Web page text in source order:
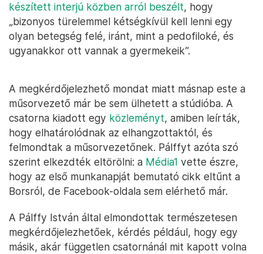
készített interjú közben arról beszélt, hogy
„bizonyos türelemmel kétségkívül kell lenni egy
olyan betegség felé, iránt, mint a pedofiloké, és
ugyanakkor ott vannak a gyermekeik”.
A megkérdőjelezhető mondat miatt másnap este a
műsorvezető már be sem ülhetett a stúdióba. A
csatorna kiadott egy közleményt, amiben leírták,
hogy elhatárolódnak az elhangzottaktól, és
felmondtak a műsorvezetőnek. Pálffyt azóta szó
szerint elkezdték eltörölni: a Média1 vette észre,
hogy az első munkanapját bemutató cikk eltűnt a
Borsról, de Facebook-oldala sem elérhető már.
A Pálffy István által elmondottak természetesen
megkérdőjelezhetőek, kérdés például, hogy egy
másik, akár független csatornánál mit kapott volna